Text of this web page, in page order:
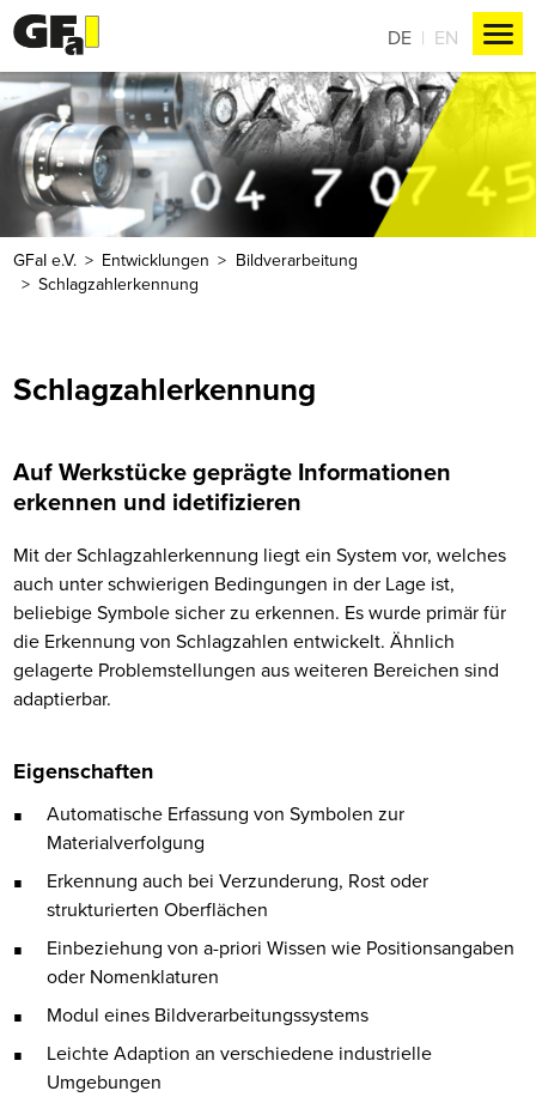
DE EN
GFaI e.V. Entwicklungen
Bildverarbeitung
Schlagzahlerkennung
Schlagzahlerkennung
Auf Werkstücke geprägte Informationen
erkennen und idetifizieren
Mit der Schlagzahlerkennung liegt ein System vor, welches
auch unter schwierigen Bedingungen in der Lage ist,
beliebige Symbole sicher zu erkennen. Es wurde primär für
die Erkennung von Schlagzahlen entwickelt. Ähnlich
gelagerte Problemstellungen aus weiteren Bereichen sind
adaptierbar.
Eigenschaften
Automatische Erfassung von Symbolen zur
Materialverfolgung
Erkennung auch bei Verzunderung, Rost oder
strukturierten Oberflächen
Einbeziehung von a-priori Wissen wie Positionsangaben
oder Nomenklaturen
Modul eines Bildverarbeitungssystems
Leichte Adaption an verschiedene industrielle
Umgebungen